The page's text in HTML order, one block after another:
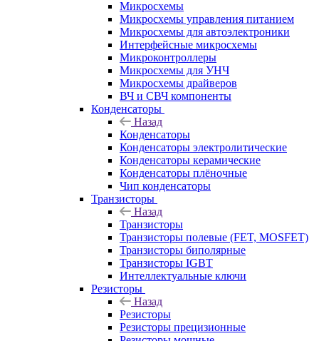
Микросхемы
Микросхемы управления питанием
Микросхемы для автоэлектроники
Интерфейсные микросхемы
Микроконтроллеры
Микросхемы для УНЧ
Микросхемы драйверов
ВЧ и СВЧ компоненты
Конденсаторы
Назад
Конденсаторы
Конденсаторы электролитические
Конденсаторы керамические
Конденсаторы плёночные
Чип конденсаторы
Транзисторы
Назад
Транзисторы
Транзисторы полевые (FET, MOSFET)
Транзисторы биполярные
Транзисторы IGBT
Интеллектуальные ключи
Резисторы
Назад
Резисторы
Резисторы прецизионные